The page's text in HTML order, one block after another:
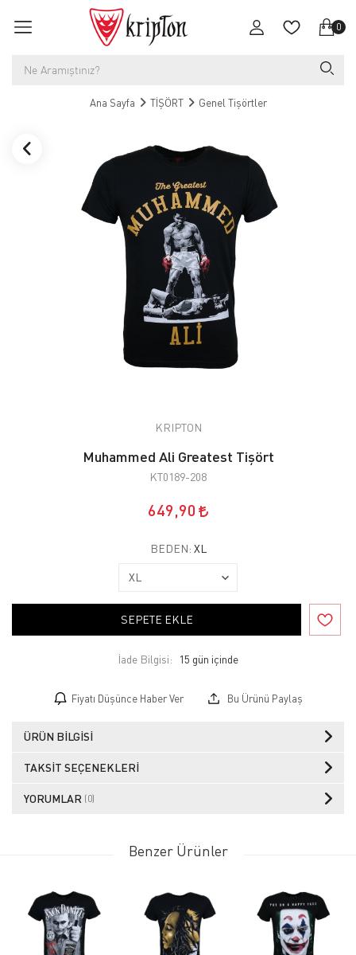
0
Ana Sayfa TİŞÖRT Genel Tişörtler
KRIPTON
Muhammed Ali Greatest Tişört
KT0189-208
649,90
BEDEN: XL
SEPETE EKLE
İade Bilgisi:
Fiyatı Düşünce Haber Ver Bu Ürünü Paylaş
ÜRÜN BILGISI
TAKSIT SEÇENEKLERI
YORUMLAR (0)
Benzer Ürünler